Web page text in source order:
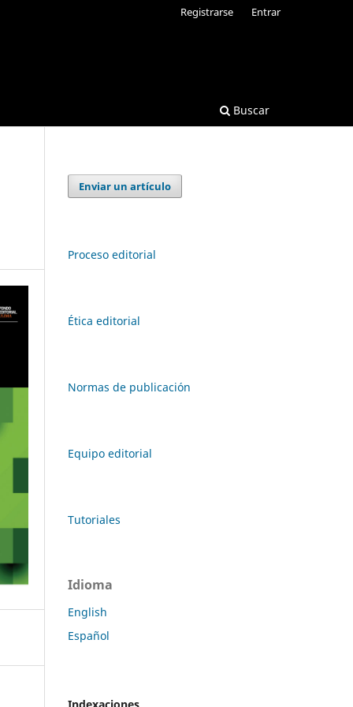
Buscar
Registrarse Entrar
Enviar un artículo
Proceso editorial
Ética editorial
Normas de publicación
Equipo editorial
Tutoriales
Idioma
English
Español